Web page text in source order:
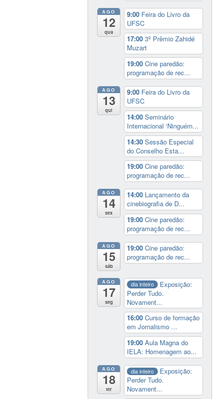
AGO
12
qua
9:00 Feira do Livro da
UFSC
17:003º Prêmio Zahidé
Muzart
19:00Cine paredão:
programação de rec...
AGO
13
qui
9:00 Feira do Livro da
UFSC
14:00Seminário
Internacional ‘Ninguém...
14:30Sessão Especial
do Conselho Esta...
19:00Cine paredão:
programação de rec...
AGO
14
sex
14:00 Lançamento da
cinebiografia de D...
19:00Cine paredão:
programação de rec...
AGO
15
sáb
19:00Cine paredão:
programação de rec...
AGO
17
seg
dia inteiro
Exposição:
Perder Tudo.
Novament...
16:00Curso de formação
em Jornalismo ...
19:00Aula Magna do
IELA: Homenagem ao...
AGO
18
ter
dia inteiro
Exposição:
Perder Tudo.
Novament...